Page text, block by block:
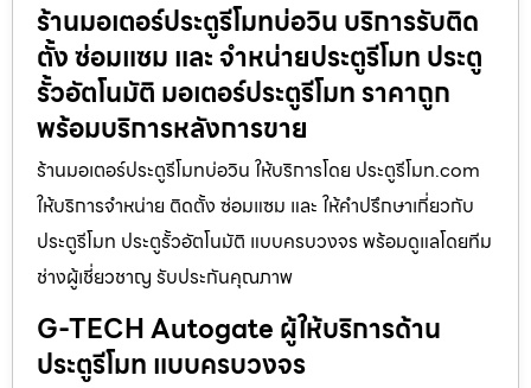
ร้านมอเตอร์ประตูรีโมทบ่อวิน บริการรับติด
ตั้ง ซ่อมแซม และ จำหน่ายประตูรีโมท ประตู
รั้วอัตโนมัติ มอเตอร์ประตูรีโมท ราคาถูก
พร้อมบริการหลังการขาย
ร้านมอเตอร์ประตูรีโมทบ่อวิน ให้บริการโดย ประตูรีโมท.com
ให้บริการจำหน่าย ติดตั้ง ซ่อมแซม และ ให้คำปรึกษาเกี่ยวกับ
ประตูรีโมท ประตูรั้วอัตโนมัติ แบบครบวงจร พร้อมดูแลโดยทีม
ช่างผู้เชี่ยวชาญ รับประกันคุณภาพ
G-TECH Autogate ผู้ให้บริการด้าน
ประตูรีโมท แบบครบวงจร